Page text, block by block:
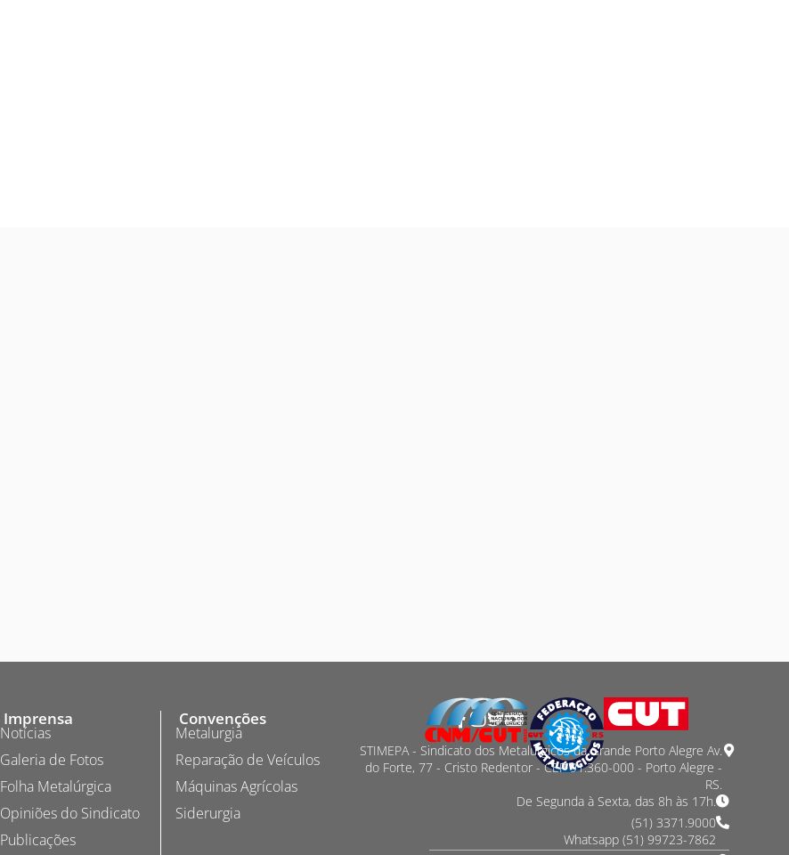
Imprensa
Notícias
Galeria de Fotos
Folha Metalúrgica
Opiniões do Sindicato
Publicações
Convenções
Metalurgia
Reparação de Veículos
Máquinas Agrícolas
Siderurgia
STIMEPA - Sindicato dos Metalurgicos da Grande Porto Alegre Av.
do Forte, 77 - Cristo Redentor - CEP 91.360-000 - Porto Alegre -
RS.
De Segunda à Sexta, das 8h às 17h.
(51) 3371.9000
Whatsapp (51) 99723-7862